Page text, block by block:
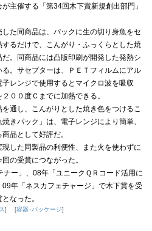
主催する「第34回木下賞新規創出部門」
た同商品は、パックに生の切り身魚をセ
るだけで、こんがり・ふっくらとした焼
。同商品には凸版印刷が開発した発熱シ
。サセプターは、ＰＥＴフィルムにアル
レンジで使用するとマイクロ波を吸収
００度Ｃまでに加熱できる。
通し、こんがりとした焼き色をつけるこ
きパック」は、電子レンジにより簡単、
品として好評だ。
現した同製品の利便性、また火を使わずに
の受賞につながった。
ー」、08年「ユニークＱＲコード活用に
年「ネスカフェチャージ」で木下賞を受
なった。
容器･パッケージ